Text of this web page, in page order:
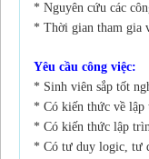
* Nguyên cứu các
* Thời gian tham gia
Yêu cầu công việc:
* Sinh viên sắp tốt
* Có kiến thức về lập
* Có kiến thức lập
* Có tư duy logic, tư